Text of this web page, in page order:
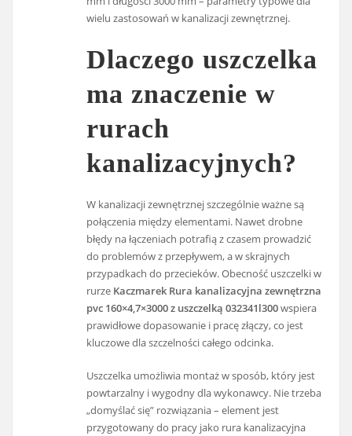
wielu zastosowań w kanalizacji zewnętrznej.
Dlaczego uszczelka
ma znaczenie w
rurach
kanalizacyjnych?
W kanalizacji zewnętrznej szczególnie ważne są
połączenia między elementami. Nawet drobne
błędy na łączeniach potrafią z czasem prowadzić
do problemów z przepływem, a w skrajnych
przypadkach do przecieków. Obecność uszczelki w
rurze Kaczmarek Rura kanalizacyjna zewnętrzna
pvc 160×4,7×3000 z uszczelką 032341l300wspiera
prawidłowe dopasowanie i pracę złączy, co jest
kluczowe dla szczelności całego odcinka.
Uszczelka umożliwia montaż w sposób, który jest
powtarzalny i wygodny dla wykonawcy. Nie trzeba
„domyślać się” rozwiązania – element jest
przygotowany do pracy jako rura kanalizacyjna